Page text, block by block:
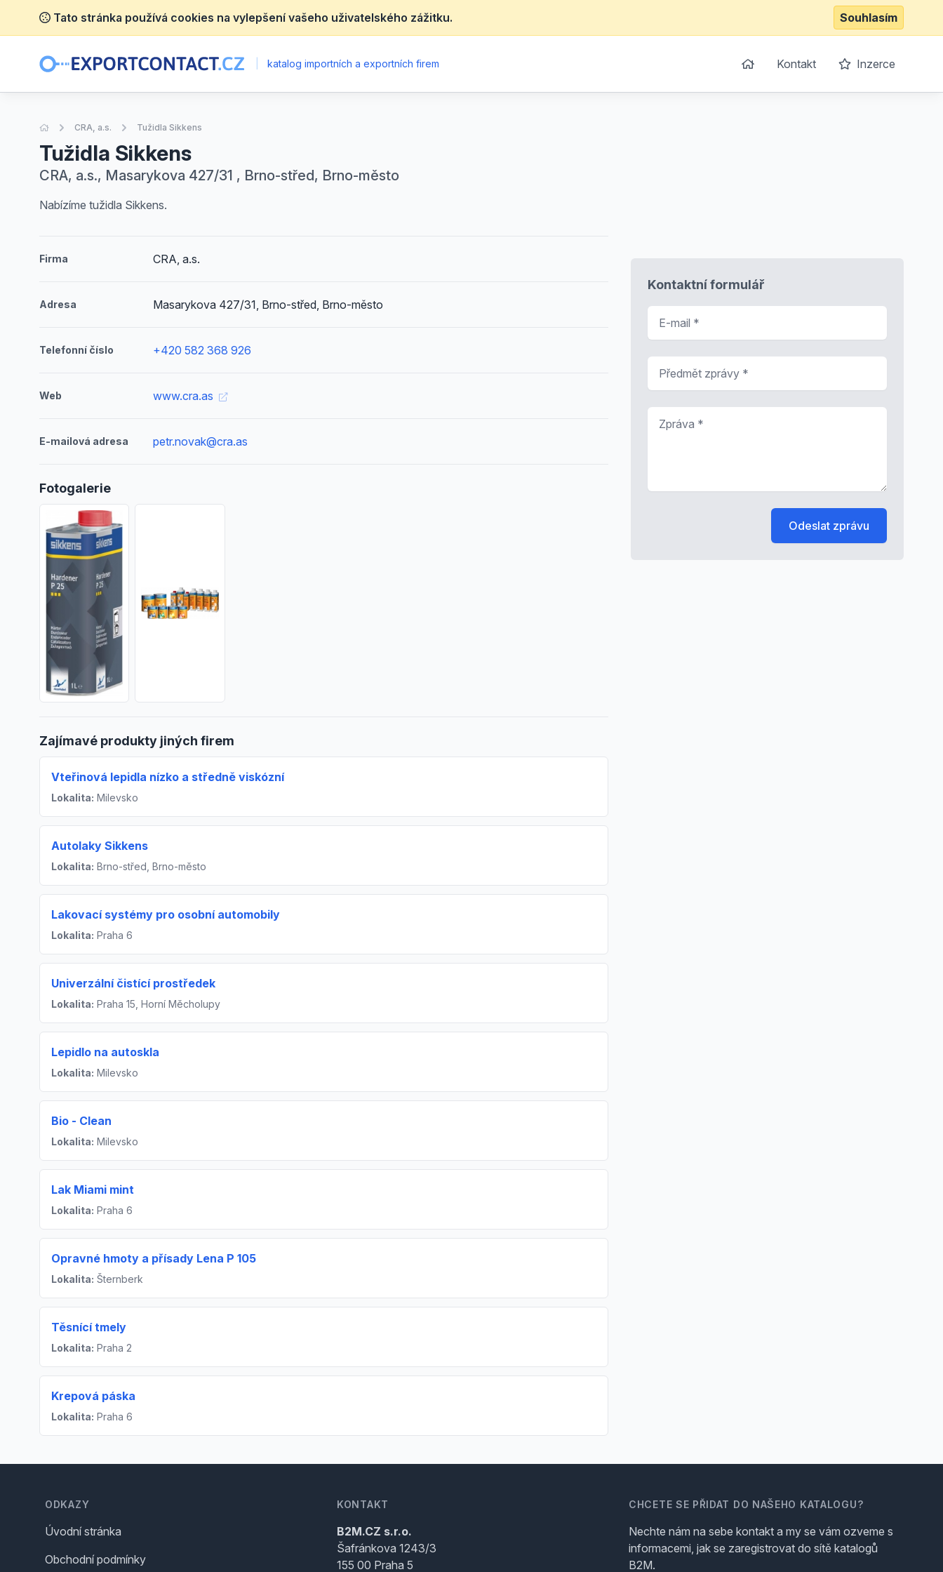
Tato stránka používá cookies na vylepšení vašeho uživatelského zážitku. Souhlasím
katalog importních a exportních firem Kontakt Inzerce
Úvodní stránka
CRA, a.s. Tužidla Sikkens
Tužidla Sikkens
CRA, a.s., Masarykova 427/31 , Brno-střed, Brno-město
Nabízíme tužidla Sikkens.
Firma CRA, a.s.
Adresa Masarykova 427/31, Brno-střed, Brno-město
Telefonní číslo +420 582 368 926
Web www.cra.as
E-mailová adresa petr.novak@cra.as
Fotogalerie
Zajímavé produkty jiných firem
Vteřinová lepidla nízko a středně viskózní
Lokalita: Milevsko
Autolaky Sikkens
Lokalita: Brno-střed, Brno-město
Lakovací systémy pro osobní automobily
Lokalita: Praha 6
Univerzální čistící prostředek
Lokalita: Praha 15, Horní Měcholupy
Lepidlo na autoskla
Lokalita: Milevsko
Bio - Clean
Lokalita: Milevsko
Lak Miami mint
Lokalita: Praha 6
Opravné hmoty a přísady Lena P 105
Lokalita: Šternberk
Těsnící tmely
Lokalita: Praha 2
Krepová páska
Lokalita: Praha 6
Kontaktní formulář
Odeslat zprávu
ODKAZY
Úvodní stránka
Obchodní podmínky
KONTAKT
B2M.CZ s.r.o.
Šafránkova 1243/3
155 00 Praha 5
CHCETE SE PŘIDAT DO NAŠEHO KATALOGU?
Nechte nám na sebe kontakt a my se vám ozveme s
informacemi, jak se zaregistrovat do sítě katalogů
B2M.